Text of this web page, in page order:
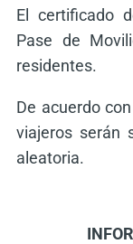
El certificado
Pase de
residentes.
De acuerdo
viajeros serán
aleatoria.